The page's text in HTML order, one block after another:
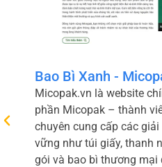
Bao Bì Xanh -
Micopak.vn là website
phần Micopak – thành
chuyên cung cấp các
vững như túi giấy, thanh
gói và bao bì thương mại